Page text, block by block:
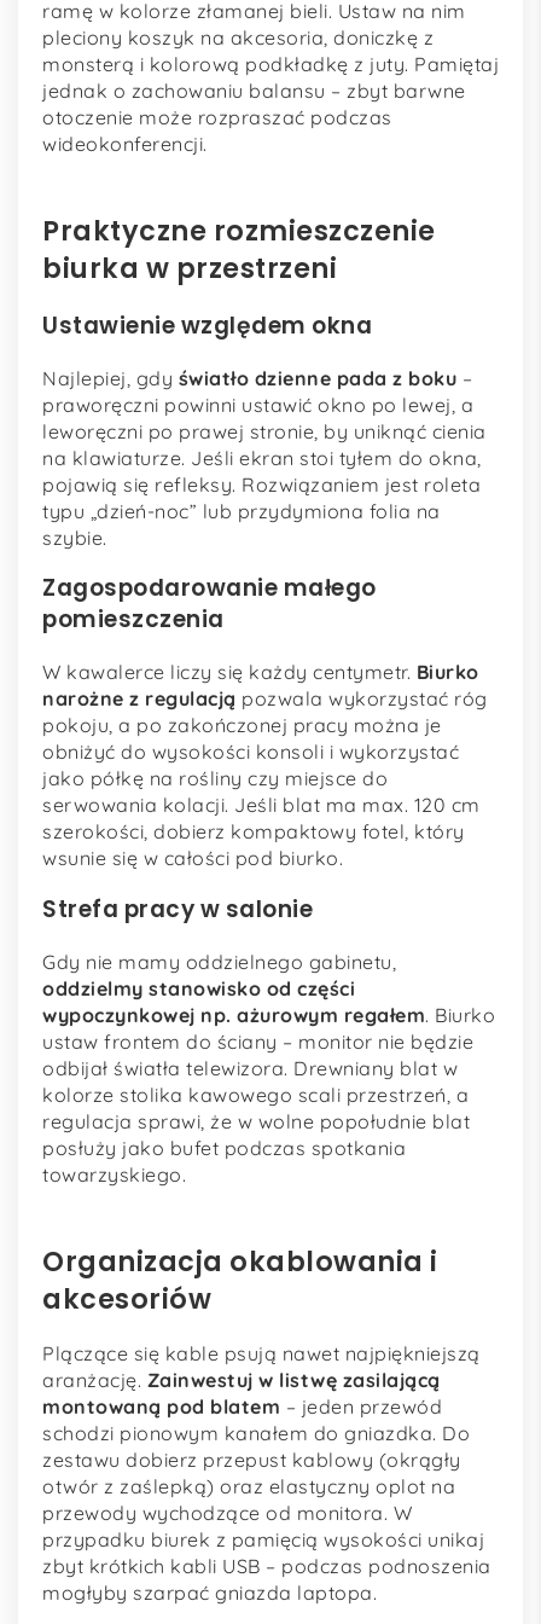
ramę w kolorze złamanej bieli. Ustaw na nim
pleciony koszyk na akcesoria, doniczkę z
monsterą i kolorową podkładkę z juty. Pamiętaj
jednak o zachowaniu balansu – zbyt barwne
otoczenie może rozpraszać podczas
wideokonferencji.
Praktyczne rozmieszczenie
biurka w przestrzeni
Ustawienie względem okna
Najlepiej, gdy światło dzienne pada z boku –
praworęczni powinni ustawić okno po lewej, a
leworęczni po prawej stronie, by uniknąć cienia
na klawiaturze. Jeśli ekran stoi tyłem do okna,
pojawią się refleksy. Rozwiązaniem jest roleta
typu „dzień-noc” lub przydymiona folia na
szybie.
Zagospodarowanie małego
pomieszczenia
W kawalerce liczy się każdy centymetr. Biurko
narożne z regulacją pozwala wykorzystać róg
pokoju, a po zakończonej pracy można je
obniżyć do wysokości konsoli i wykorzystać
jako półkę na rośliny czy miejsce do
serwowania kolacji. Jeśli blat ma max. 120 cm
szerokości, dobierz kompaktowy fotel, który
wsunie się w całości pod biurko.
Strefa pracy w salonie
Gdy nie mamy oddzielnego gabinetu,
oddzielmy stanowisko od części
wypoczynkowej np. ażurowym regałem. Biurko
ustaw frontem do ściany – monitor nie będzie
odbijał światła telewizora. Drewniany blat w
kolorze stolika kawowego scali przestrzeń, a
regulacja sprawi, że w wolne popołudnie blat
posłuży jako bufet podczas spotkania
towarzyskiego.
Organizacja okablowania i
akcesoriów
Plączące się kable psują nawet najpiękniejszą
aranżację. Zainwestuj w listwę zasilającą
montowaną pod blatem – jeden przewód
schodzi pionowym kanałem do gniazdka. Do
zestawu dobierz przepust kablowy (okrągły
otwór z zaślepką) oraz elastyczny oplot na
przewody wychodzące od monitora. W
przypadku biurek z pamięcią wysokości unikaj
zbyt krótkich kabli USB – podczas podnoszenia
mogłyby szarpać gniazda laptopa.